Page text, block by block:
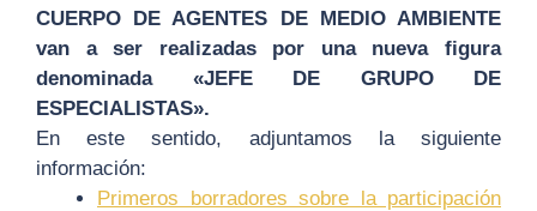
CUERPO DE AGENTES DE MEDIO AMBIENTE
van a ser realizadas por una nueva figura
denominada «JEFE DE GRUPO DE
ESPECIALISTAS».
En este sentido, adjuntamos la siguiente
información:
Primeros borradores sobre la participación